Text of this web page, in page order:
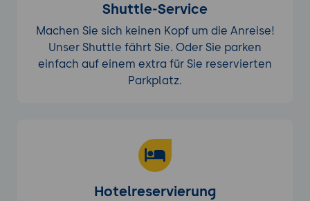
Automatisierung von Vertriebsprozessen
Nutzung von Content zur Verbesserung
der Vertriebsleistung
Content-Automatisierung
Content-Produktion
Weitere Anwendungsbereiche
Automatisierung von Geschäftsprozessen
Shuttle-Service
Machen Sie sich keinen Kopf um die Anreise!
Unser Shuttle fährt Sie. Oder Sie parken
einfach auf einem extra für Sie reservierten
Parkplatz.
Hotelreservierung